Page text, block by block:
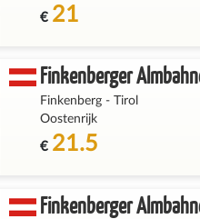
€ 21
Finkenberger
Finkenberg -
Tirol
Oostenrijk
€ 21.5
Finkenberger